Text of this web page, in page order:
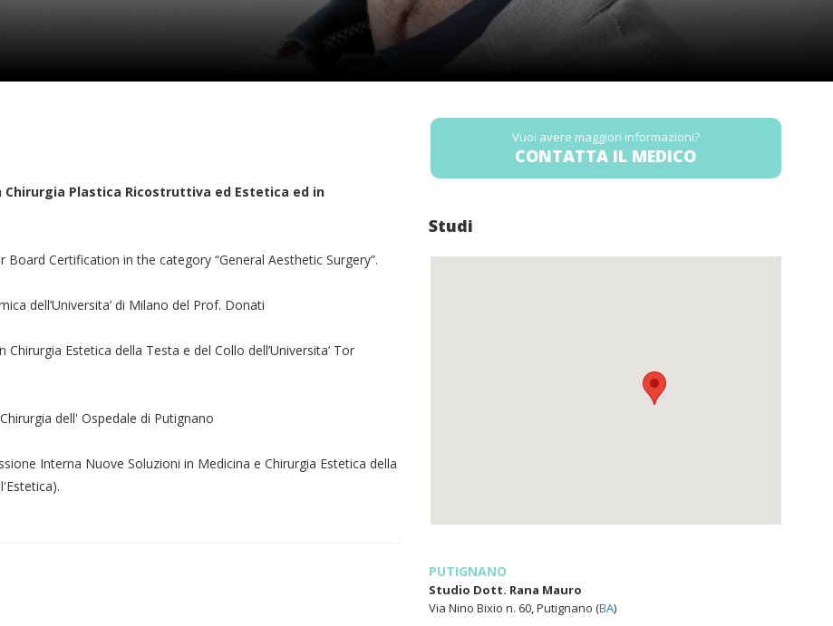
Chirurgia Plastica Ricostruttiva ed Estetica ed in
Certification in the category “General Aesthetic Surgery”.
dell’Universita’ di Milano del Prof. Donati
Estetica della Testa e del Collo dell’Universita’ Tor
dell' Ospedale di Putignano
Interna Nuove Soluzioni in Medicina e Chirurgia Estetica della
Vuoi avere maggiori informazioni?
CONTATTA IL MEDICO
Studi
PUTIGNANO
Studio Dott. Rana Mauro
Via Nino Bixio n. 60, Putignano (BA)